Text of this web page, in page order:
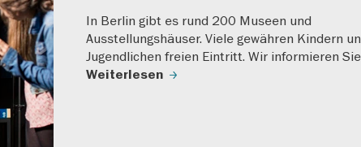
In Berlin gibt es rund 200 Museen und
Ausstellungshäuser. Viele gewähren Kindern
Jugendlichen freien Eintritt. Wir informieren
Weiterlesen